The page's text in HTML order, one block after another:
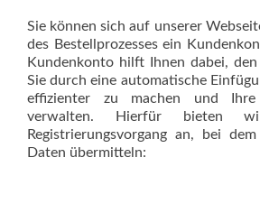
Sie können sich auf unserer
des Bestellprozesses ein
Kundenkonto hilft Ihnen dabei,
Sie durch eine automatische
effizienter zu machen und Ihre
verwalten. Hierfür bieten
Registrierungsvorgang an, bei
Daten übermitteln: